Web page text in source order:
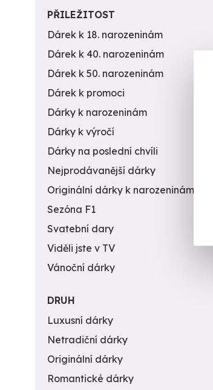
PŘILEŽITOST
Dárek k 18. narozeninám
Dárek k 40. narozeninám
Dárek k 50. narozeninám
Dárek k promoci
Dárky k narozeninám
Dárky k výročí
Dárky na poslední chvíli
Nejprodávanější dárky
Originální dárky k narozeninám
Sezóna F1
Svatební dary
Viděli jste v TV
Vánoční dárky
DRUH
Luxusní dárky
Netradiční dárky
Originální dárky
Romantické dárky